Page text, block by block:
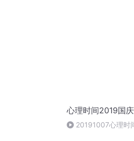
心理时间2019国
20191007心理时